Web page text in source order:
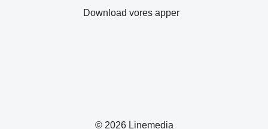
© 2026 Linemedia
Download vores apper